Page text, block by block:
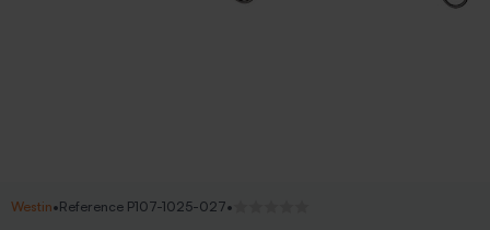
Westin•Reference P107-1025-027•